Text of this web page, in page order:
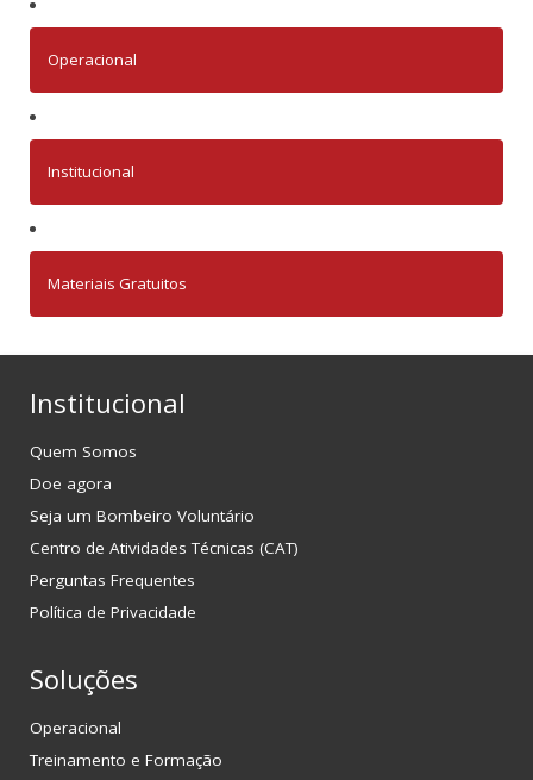
Operacional
Institucional
Materiais Gratuitos
Institucional
Quem Somos
Doe agora
Seja um Bombeiro Voluntário
Centro de Atividades Técnicas (CAT)
Perguntas Frequentes
Política de Privacidade
Soluções
Operacional
Treinamento e Formação